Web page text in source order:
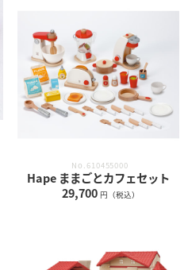
No.610455000
Hape ままごとカフェセット
29,700 円（税込）